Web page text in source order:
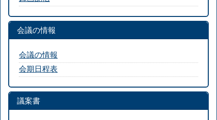
会議の情報
会議の情報
会期日程表
議案書